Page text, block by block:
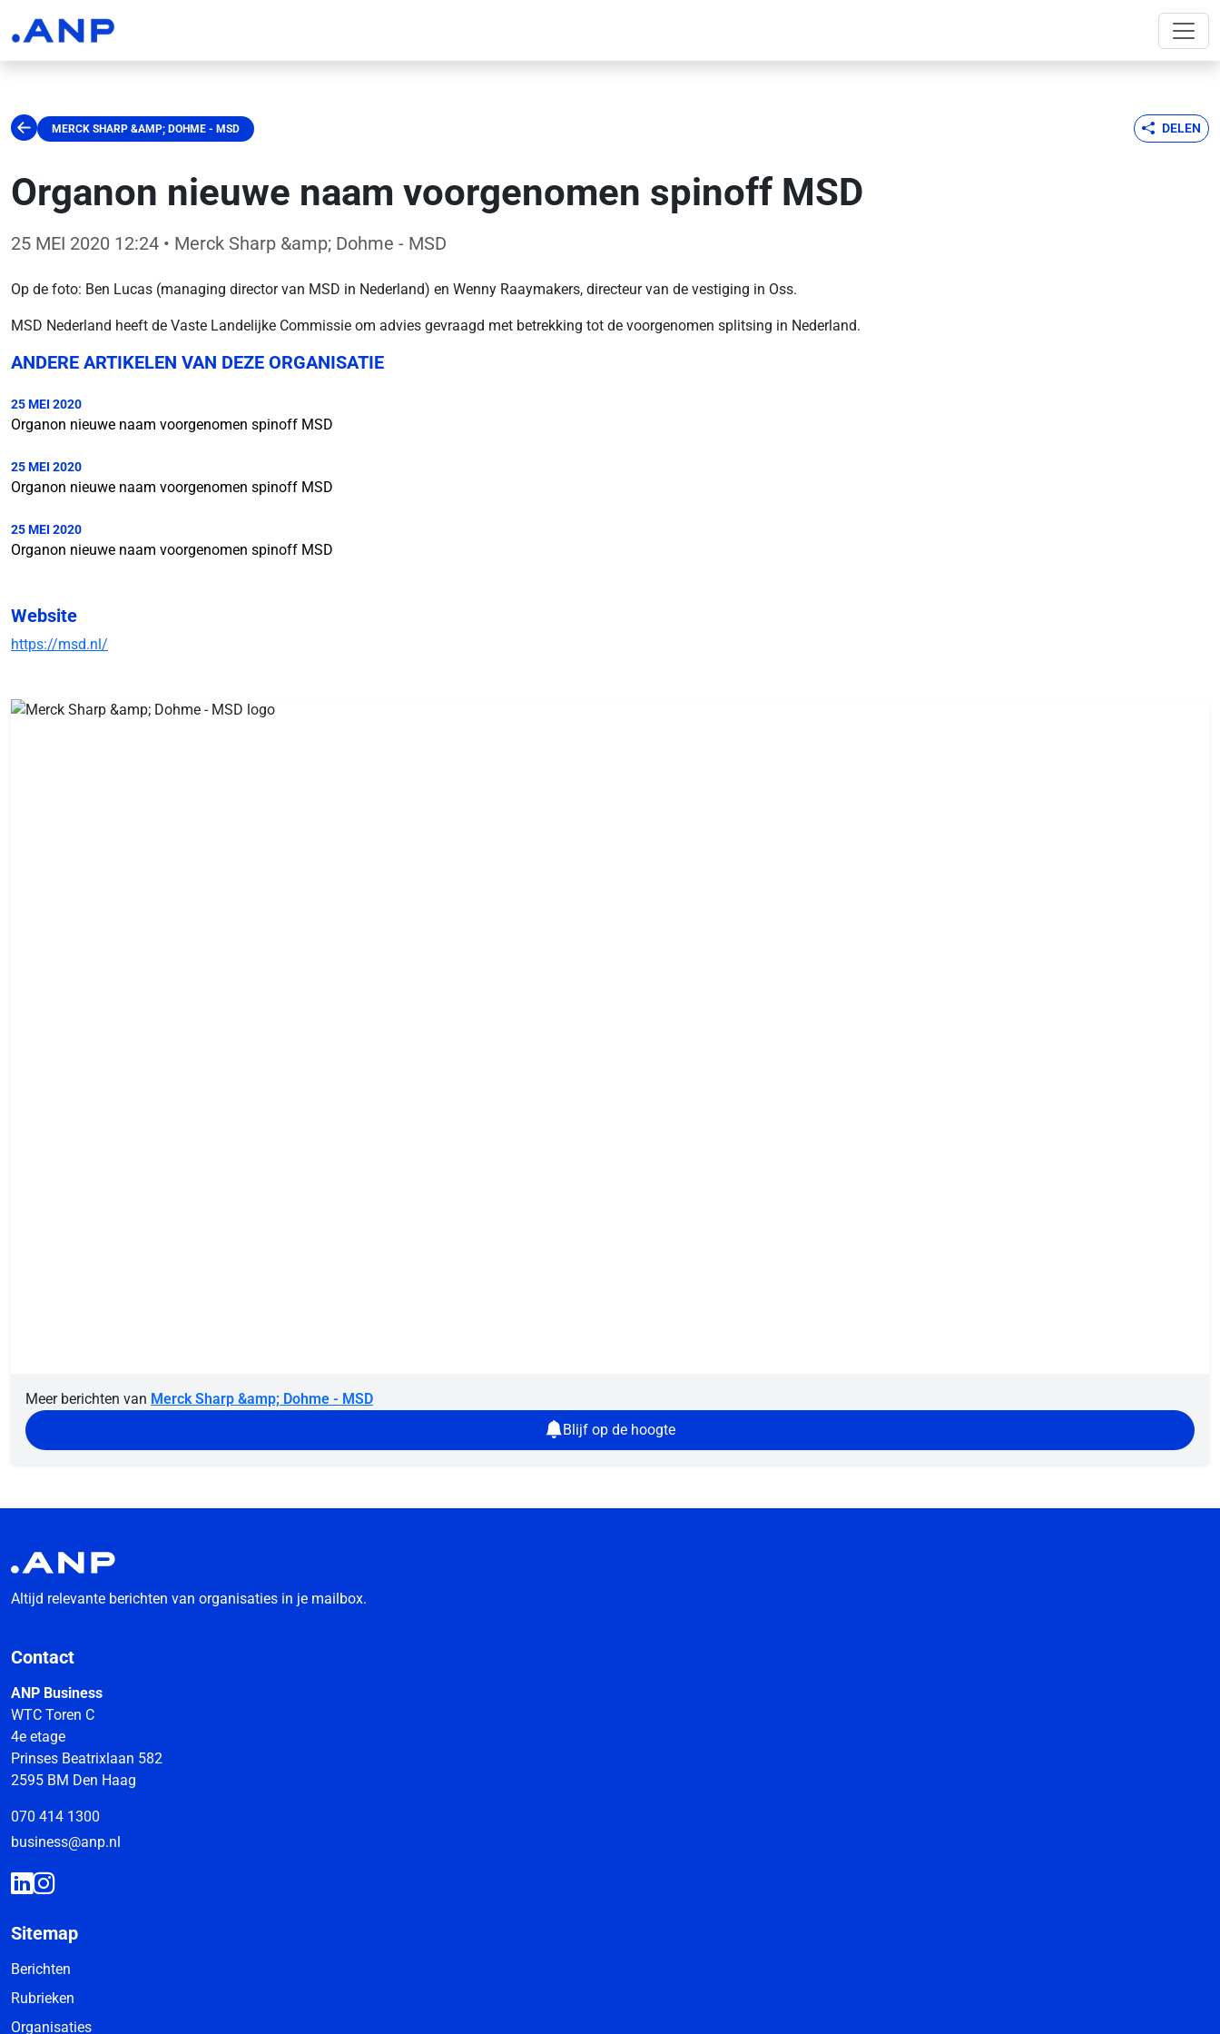
MERCK SHARP &AMP; DOHME - MSD DELEN
Organon nieuwe naam voorgenomen spinoff MSD
25 MEI 2020 12:24 • Merck Sharp &amp; Dohme - MSD
Op de foto: Ben Lucas (managing director van MSD in Nederland) en Wenny Raaymakers, directeur van de vestiging in Oss.
MSD Nederland heeft de Vaste Landelijke Commissie om advies gevraagd met betrekking tot de voorgenomen splitsing in Nederland.
ANDERE ARTIKELEN VAN DEZE ORGANISATIE
25 MEI 2020
Organon nieuwe naam voorgenomen spinoff MSD
25 MEI 2020
Organon nieuwe naam voorgenomen spinoff MSD
25 MEI 2020
Organon nieuwe naam voorgenomen spinoff MSD
Website
https://msd.nl/
Meer berichten van Merck Sharp &amp; Dohme - MSD
Blijf op de hoogte
Altijd relevante berichten van organisaties in je mailbox.
Contact
ANP Business
WTC Toren C
4e etage
Prinses Beatrixlaan 582
2595 BM Den Haag
070 414 1300
business@anp.nl
Sitemap
Berichten
Rubrieken
Organisaties